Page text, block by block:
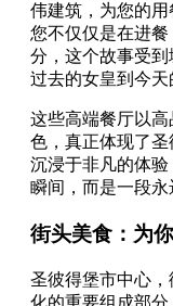
伟建筑，为您的用
您不仅仅是在进
分，这个故事受
过去的女皇到今天
这些高端餐厅以
色，真正体现了圣
沉浸于非凡的体
瞬间，而是一段永
街头美食：为
圣彼得堡市中心
化的重要组成部分